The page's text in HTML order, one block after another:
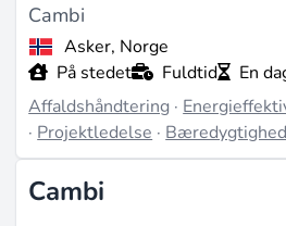
Cambi
Asker, Norge
På stedet
Fuldtid
En
Affaldshåndtering ·
· Projektledelse · Bæredygtighed
Cambi